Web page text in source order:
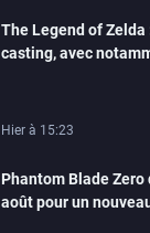
The Legend of
casting, avec
Hier à 15:23
Phantom Blade
août pour un